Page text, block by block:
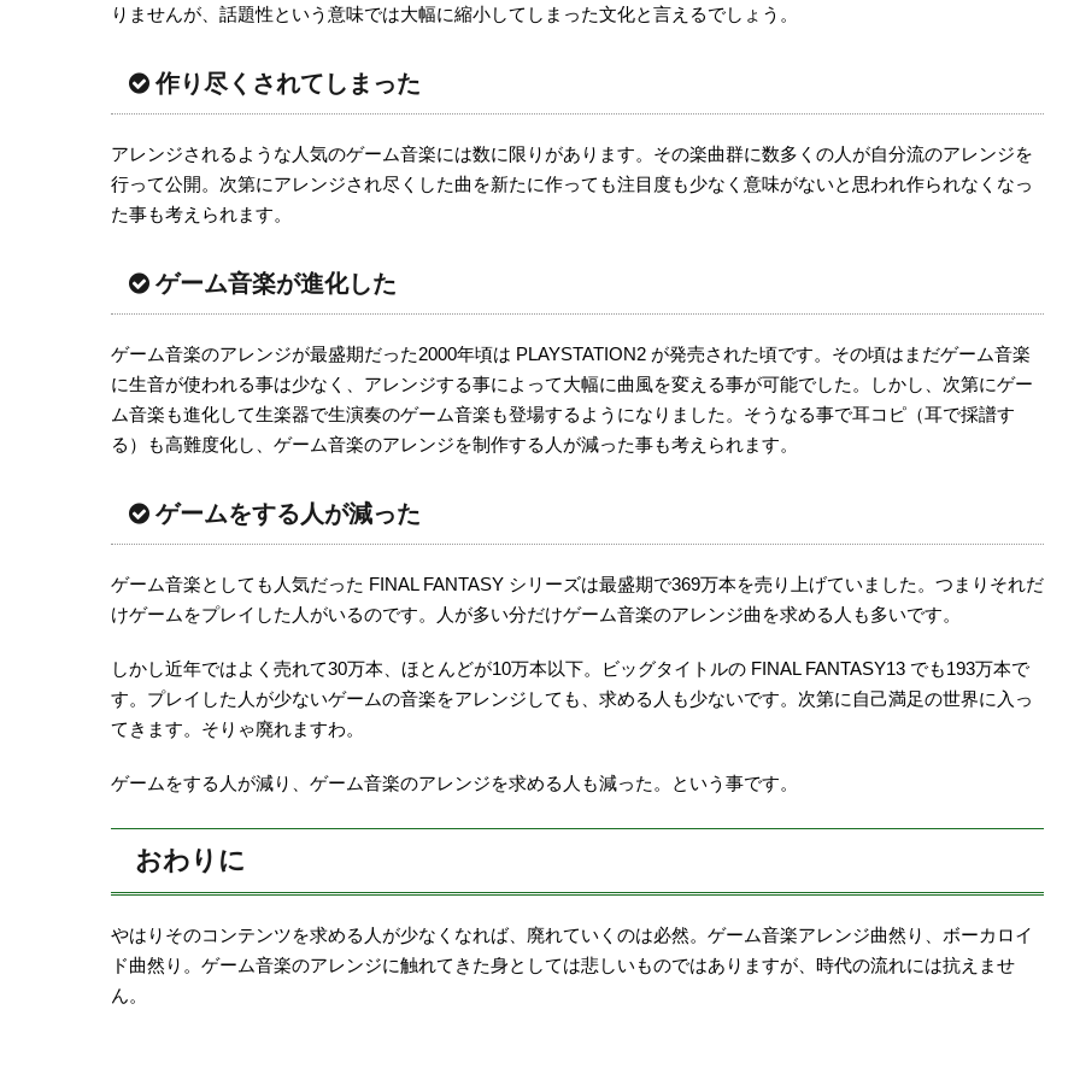
りませんが、話題性という意味では大幅に縮小してしまった文化と言えるでしょう。
作り尽くされてしまった
アレンジされるような人気のゲーム音楽には数に限りがあります。その楽曲群に数多くの人が自分流のアレンジを
行って公開。次第にアレンジされ尽くした曲を新たに作っても注目度も少なく意味がないと思われ作られなくなっ
た事も考えられます。
ゲーム音楽が進化した
ゲーム音楽のアレンジが最盛期だった2000年頃は PLAYSTATION2 が発売された頃です。その頃はまだゲーム音楽
に生音が使われる事は少なく、アレンジする事によって大幅に曲風を変える事が可能でした。しかし、次第にゲー
ム音楽も進化して生楽器で生演奏のゲーム音楽も登場するようになりました。そうなる事で耳コピ（耳で採譜す
る）も高難度化し、ゲーム音楽のアレンジを制作する人が減った事も考えられます。
ゲームをする人が減った
ゲーム音楽としても人気だった FINAL FANTASY シリーズは最盛期で369万本を売り上げていました。つまりそれだ
けゲームをプレイした人がいるのです。人が多い分だけゲーム音楽のアレンジ曲を求める人も多いです。
しかし近年ではよく売れて30万本、ほとんどが10万本以下。ビッグタイトルの FINAL FANTASY13 でも193万本で
す。プレイした人が少ないゲームの音楽をアレンジしても、求める人も少ないです。次第に自己満足の世界に入っ
てきます。そりゃ廃れますわ。
ゲームをする人が減り、ゲーム音楽のアレンジを求める人も減った。という事です。
おわりに
やはりそのコンテンツを求める人が少なくなれば、廃れていくのは必然。ゲーム音楽アレンジ曲然り、ボーカロイ
ド曲然り。ゲーム音楽のアレンジに触れてきた身としては悲しいものではありますが、時代の流れには抗えませ
ん。